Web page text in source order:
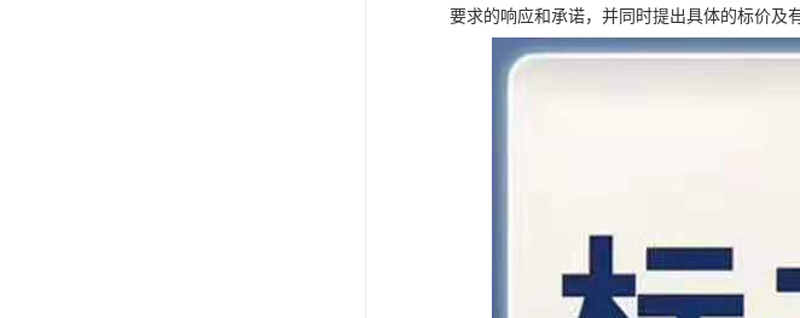
要求的响应和承诺，并同时提出具体的标价及